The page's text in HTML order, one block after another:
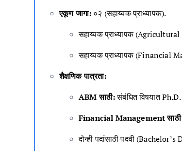
एकूण जागा: ०२ (सहाय्यक प्राध्यापक).
सहाय्यक प्राध्यापक
सहाय्यक प्राध्यापक (Financial
शैक्षणिक पात्रता:
ABM साठी:संबंधित विषयात
Financial Management
दोन्ही पदांसाठी पदवी